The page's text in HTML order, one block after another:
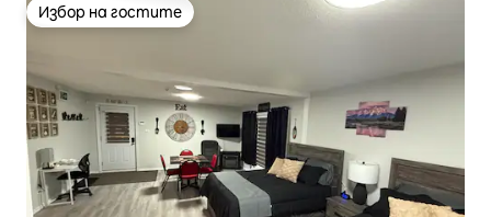
Избор на гостите
Избор на гостите